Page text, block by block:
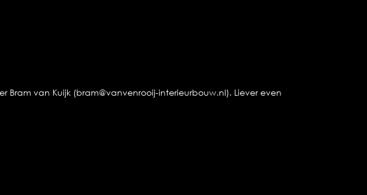
van Kuijk (bram@vanvenrooij-interieurbouw.nl). Liever even